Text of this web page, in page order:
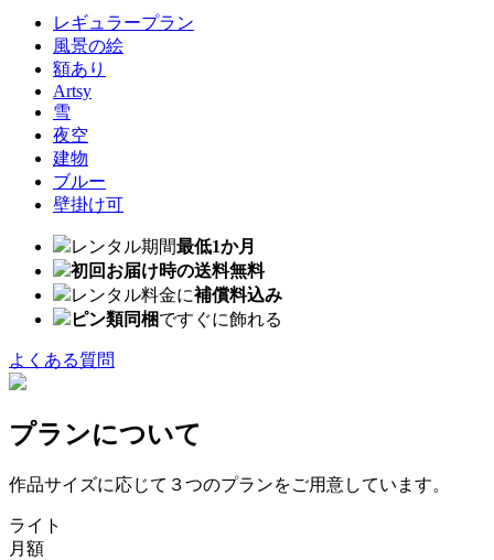
レギュラープラン
風景の絵
額あり
Artsy
雪
夜空
建物
ブルー
壁掛け可
レンタル期間最低1か月
初回お届け時の送料無料
レンタル料金に補償料込み
ピン類同梱ですぐに飾れる
よくある質問
プランについて
作品サイズに応じて３つのプランをご用意しています。
ライト
月額